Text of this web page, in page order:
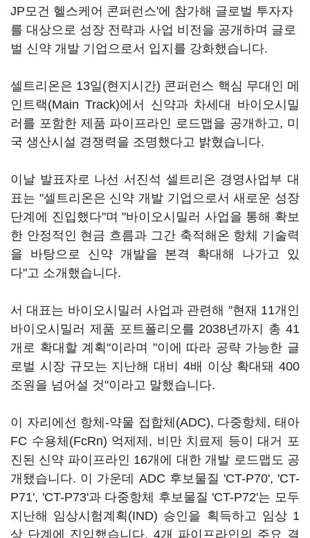
JP모건 헬스케어 콘퍼런스'에 참가해 글로벌 투자자
를 대상으로 성장 전략과 사업 비전을 공개하며 글로
벌 신약 개발 기업으로서 입지를 강화했습니다.
셀트리온은 13일(현지시간) 콘퍼런스 핵심 무대인 메
인트랙(Main Track)에서 신약과 차세대 바이오시밀
러를 포함한 제품 파이프라인 로드맵을 공개하고, 미
국 생산시설 경쟁력을 조명했다고 밝혔습니다.
이날 발표자로 나선 서진석 셀트리온 경영사업부 대
표는 "셀트리온은 신약 개발 기업으로서 새로운 성장
단계에 진입했다"며 "바이오시밀러 사업을 통해 확보
한 안정적인 현금 흐름과 그간 축적해온 항체 기술력
을 바탕으로 신약 개발을 본격 확대해 나가고 있
다"고 소개했습니다.
서 대표는 바이오시밀러 사업과 관련해 "현재 11개인
바이오시밀러 제품 포트폴리오를 2038년까지 총 41
개로 확대할 계획"이라며 "이에 따라 공략 가능한 글
로벌 시장 규모는 지난해 대비 4배 이상 확대돼 400
조원을 넘어설 것"이라고 말했습니다.
이 자리에선 항체-약물 접합체(ADC), 다중항체, 태아
FC 수용체(FcRn) 억제제, 비만 치료제 등이 대거 포
진된 신약 파이프라인 16개에 대한 개발 로드맵도 공
개됐습니다. 이 가운데 ADC 후보물질 'CT-P70', 'CT-
P71', 'CT-P73'과 다중항체 후보물질 'CT-P72'는 모두
지난해 임상시험계획(IND) 승인을 획득하고 임상 1
상 단계에 진입했습니다. 4개 파이프라인의 주요 결